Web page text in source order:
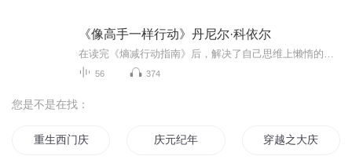
《像高手一样行动》丹尼尔·科依尔
56 374
您是不是在找：
重生西门庆 庆元纪年 穿越之大庆帝国